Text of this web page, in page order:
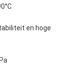
en hoge